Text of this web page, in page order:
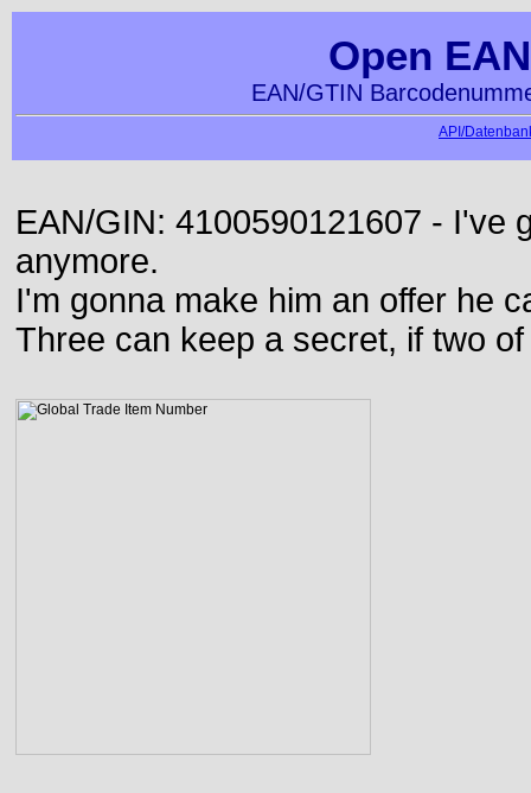
Open
EAN/GTIN
API/
EAN/GIN: 4100590121607 - I've
anymore.
I'm gonna make him an offer he
Three can keep a secret, if two